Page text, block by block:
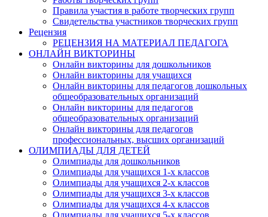
Правила участия в работе творческих групп
Свидетельства участников творческих групп
Рецензия
РЕЦЕНЗИЯ НА МАТЕРИАЛ ПЕДАГОГА
ОНЛАЙН ВИКТОРИНЫ
Онлайн викторины для дошкольников
Онлайн викторины для учащихся
Онлайн викторины для педагогов дошкольных
общеобразовательных организаций
Онлайн викторины для педагогов
общеобразовательных организаций
Онлайн викторины для педагогов
профессиональных, высших организаций
ОЛИМПИАДЫ ДЛЯ ДЕТЕЙ
Олимпиады для дошкольников
Олимпиады для учащихся 1-х классов
Олимпиады для учащихся 2-х классов
Олимпиады для учащихся 3-х классов
Олимпиады для учащихся 4-х классов
Олимпиады для учащихся 5-х классов